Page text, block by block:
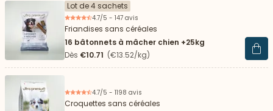
Lot de 4 sachets
4.7/5 - 147 avis
Friandises sans céréales
16 bâtonnets à mâcher chien +25kg
Dès €10.71 (€13.52/kg) Voir
4.7/5 - 1198 avis
Croquettes sans céréales